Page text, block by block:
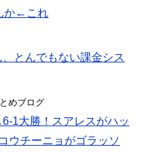
か←これ
、とんでもない課金シス
めブログ
1大勝！スアレスがハッ
ウチーニョがゴラッソ